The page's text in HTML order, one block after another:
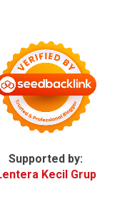
Supported by:
Kecil Grup